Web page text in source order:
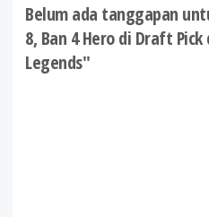
Belum ada tanggapan
8, Ban 4 Hero di Draft
Legends"